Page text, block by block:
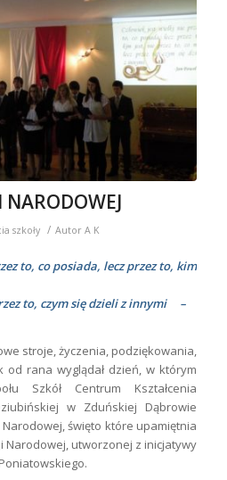
NARODOWEJ
szkoły / Autor A K
to, co posiada, lecz przez to, kim
to, czym się dzieli z innymi –
stroje, życzenia, podziękowania,
od rana wyglądał dzień, w którym
Szkół Centrum Kształcenia
w Zduńskiej Dąbrowie
Narodowej, święto które upamiętnia
Narodowej, utworzonej z inicjatywy